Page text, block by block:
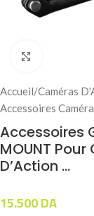
Accueil/Caméras
Accessoires
Accessoires
MOUNT
D’Action …
15.500DA